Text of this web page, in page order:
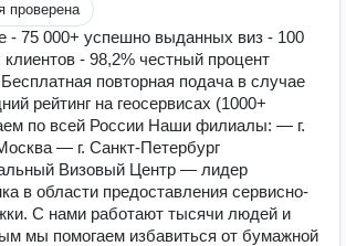
проверена
- 75 000+ успешно выданных виз - 100
- 98,2% честный процент
повторная подача в случае
рейтинг на геосервисах (1000+
по всей России Наши филиалы: — г.
— г. Санкт-Петербург
Визовый Центр — лидер
в области предоставления сервисно-
С нами работают тысячи людей и
мы помогаем избавиться от бумажной